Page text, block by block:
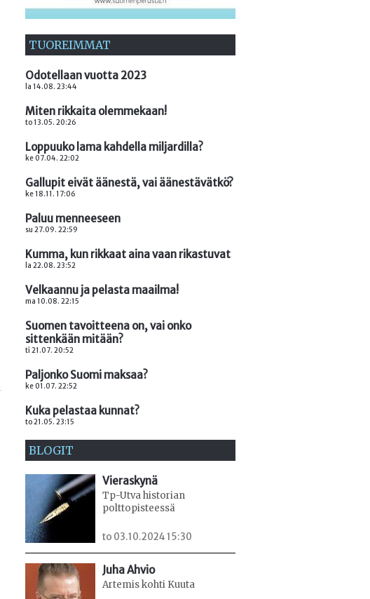
TUOREIMMAT
Odotellaan vuotta 2023
la 14.08. 23:44
Miten rikkaita olemmekaan!
to 13.05. 20:26
Loppuuko lama kahdella miljardilla?
ke 07.04. 22:02
Gallupit eivät äänestä, vai äänestävätkö?
ke 18.11. 17:06
Paluu menneeseen
su 27.09. 22:59
Kumma, kun rikkaat aina vaan rikastuvat
la 22.08. 23:52
Velkaannu ja pelasta maailma!
ma 10.08. 22:15
Suomen tavoitteena on, vai onko
sittenkään mitään?
ti 21.07. 20:52
Paljonko Suomi maksaa?
ke 01.07. 22:52
Kuka pelastaa kunnat?
to 21.05. 23:15
BLOGIT
Vieraskynä
Tp-Utva historian
polttopisteessä
to 03.10.2024 15:30
Juha Ahvio
Artemis kohti Kuuta